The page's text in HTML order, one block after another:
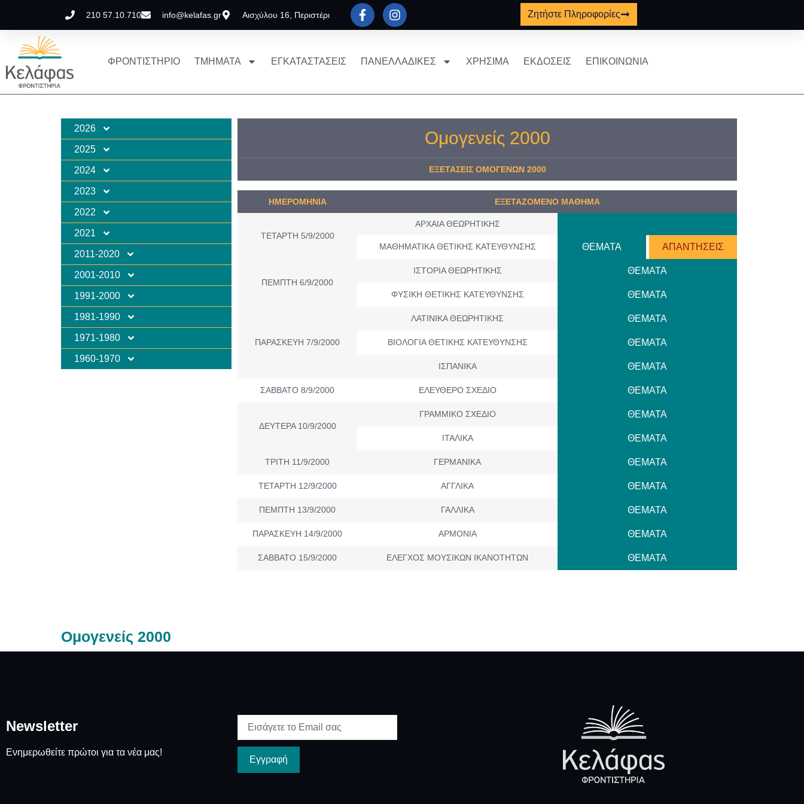
210 57.10.710 info@kelafas.gr Αισχύλου 16, Περιστέρι Ζητήστε Πληροφορίες
ΦΡΟΝΤΙΣΤΗΡΙΟ ΤΜΗΜΑΤΑ ΕΓΚΑΤΑΣΤΑΣΕΙΣ ΠΑΝΕΛΛΑΔΙΚΕΣ ΧΡΗΣΙΜΑ ΕΚΔΟΣΕΙΣ ΕΠΙΚΟΙΝΩΝΙΑ
2026
2025
2024
2023
2022
2021
2011-2020
2001-2010
1991-2000
1981-1990
1971-1980
1960-1970
Ομογενείς 2000
ΕΞΕΤΑΣΕΙΣ ΟΜΟΓΕΝΩΝ 2000
ΗΜΕΡΟMHNIA ΕΞΕΤΑΖΟΜΕΝΟ ΜΑΘΗΜΑ
ΤΕΤΑΡΤΗ 5/9/2000
ΑΡΧΑΙΑ ΘΕΩΡΗΤΙΚΗΣ
ΜΑΘΗΜΑΤΙΚΑ ΘΕΤΙΚΗΣ ΚΑΤΕΥΘΥΝΣΗΣ ΘΕΜΑΤΑ ΑΠΑΝΤΗΣΕΙΣ
ΠΕΜΠΤΗ 6/9/2000
ΙΣΤΟΡΙΑ ΘΕΩΡΗΤΙΚΗΣ ΘΕΜΑΤΑ
ΦΥΣΙΚΗ ΘΕΤΙΚΗΣ ΚΑΤΕΥΘΥΝΣΗΣ ΘΕΜΑΤΑ
ΠΑΡΑΣΚΕΥΗ 7/9/2000
ΛΑΤΙΝΙΚΑ ΘΕΩΡΗΤΙΚΗΣ ΘΕΜΑΤΑ
ΒΙΟΛΟΓΙΑ ΘΕΤΙΚΗΣ ΚΑΤΕΥΘΥΝΣΗΣ ΘΕΜΑΤΑ
ΙΣΠΑΝΙΚΑ ΘΕΜΑΤΑ
ΣΑΒΒΑΤΟ 8/9/2000 ΕΛΕΥΘΕΡΟ ΣΧΕΔΙΟ ΘΕΜΑΤΑ
ΔΕΥΤΕΡΑ 10/9/2000
ΓΡΑΜΜΙΚΟ ΣΧΕΔΙΟ ΘΕΜΑΤΑ
ΙΤΑΛΙΚΑ ΘΕΜΑΤΑ
ΤΡΙΤΗ 11/9/2000 ΓΕΡΜΑΝΙΚΑ ΘΕΜΑΤΑ
ΤΕΤΑΡΤΗ 12/9/2000 ΑΓΓΛΙΚΑ ΘΕΜΑΤΑ
ΠΕΜΠΤΗ 13/9/2000 ΓΑΛΛΙΚΑ ΘΕΜΑΤΑ
ΠΑΡΑΣΚΕΥΗ 14/9/2000 ΑΡΜΟΝΙΑ ΘΕΜΑΤΑ
ΣΑΒΒΑΤΟ 15/9/2000 ΕΛΕΓΧΟΣ ΜΟΥΣΙΚΩΝ ΙΚΑΝΟΤΗΤΩΝ ΘΕΜΑΤΑ
Ομογενείς 2000
Newsletter
Ενημερωθείτε πρώτοι για τα νέα μας!
Εγγραφή